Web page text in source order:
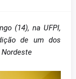
(14), na UFPI,
de um dos